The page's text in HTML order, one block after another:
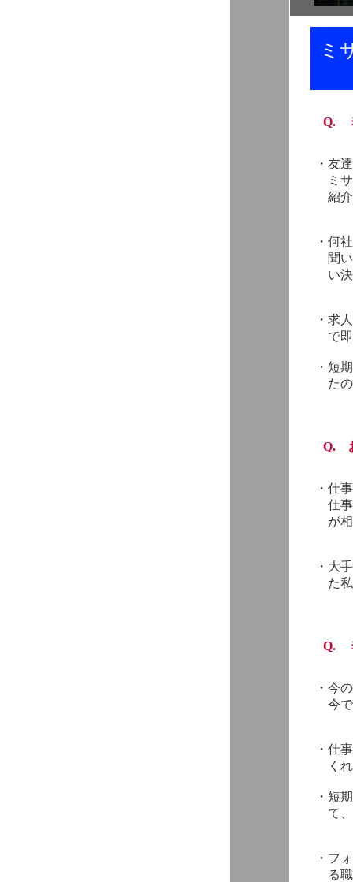
ミ
Q.
・ 友
ミ
紹
・ 何
聞
い
・ 求
で
・ 短
た
Q. お
・ 仕
仕
が
・ 大
た
Q.
・ 今
今
・ 仕
く
・ 短
て
・ フ
る